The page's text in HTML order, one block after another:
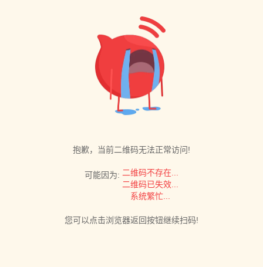
抱歉，当前二维码无法正常访问!
可能因为: 二维码不存在...
二维码已失效...
系统繁忙...
您可以点击浏览器返回按钮继续扫码!